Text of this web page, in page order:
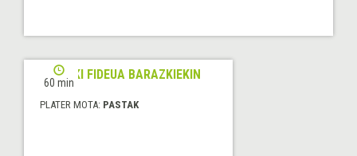
60 min
ITXASKI FIDEUA BARAZKIEKIN
PLATER MOTA: PASTAK